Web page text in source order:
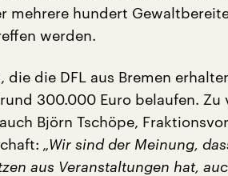
mehrere hundert
werden.
die die DFL aus Bremen
300.000 Euro belaufen. Zu
Björn Tschöpe,
„Wir sind der Meinung,
aus Veranstaltungen hat,